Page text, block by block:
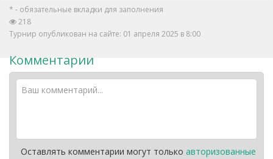
* - обязательные вкладки для заполнения
218
Турнир опубликован на сайте: 01 апреля 2025 в 8:00
Комментарии
Оставлять комментарии могут только авторизованные